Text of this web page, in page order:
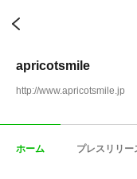
apricotsmile
http://www.apricotsmile.jp
ホーム プレスリリー